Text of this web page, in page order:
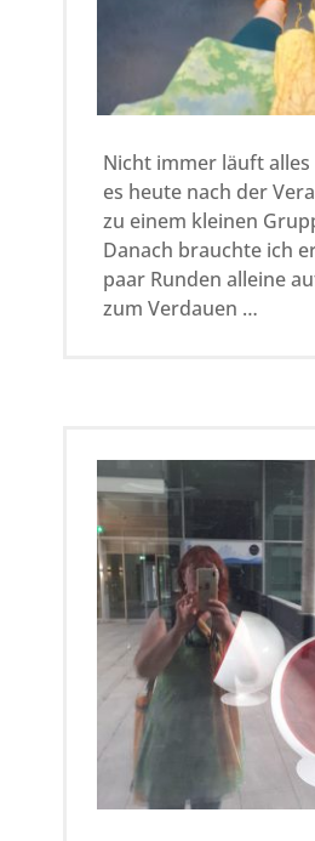
Nicht immer läuft
es heute nach der
zu einem kleinen
Danach brauchte ich
paar Runden alleine
zum Verdauen …